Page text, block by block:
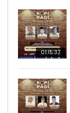
01:15:37